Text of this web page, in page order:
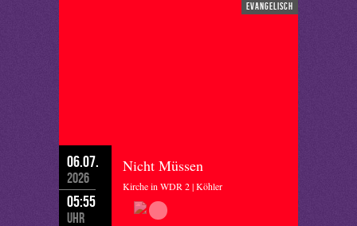
evangelisch
06.07.
2026
05:55
Uhr
Nicht Müssen
Kirche in WDR 2 | Köhler